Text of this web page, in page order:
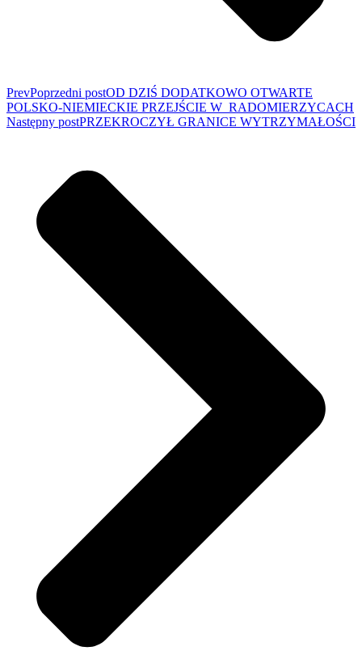
PrevPoprzedni postOD DZIŚ DODATKOWO OTWARTE
POLSKO-NIEMIECKIE PRZEJŚCIE W RADOMIERZYCACH
Następny postPRZEKROCZYŁ GRANICE WYTRZYMAŁOŚCI